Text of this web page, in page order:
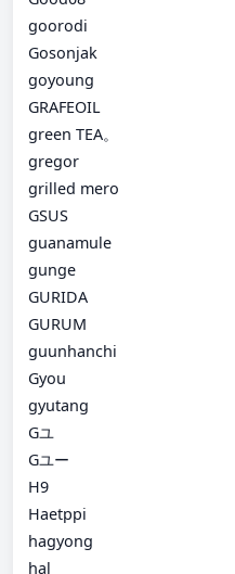
goorodi
Gosonjak
goyoung
GRAFEOIL
green TEA。
gregor
grilled mero
GSUS
guanamule
gunge
GURIDA
GURUM
guunhanchi
Gyou
gyutang
Gユ
Gユー
H9
Haetppi
hagyong
hal